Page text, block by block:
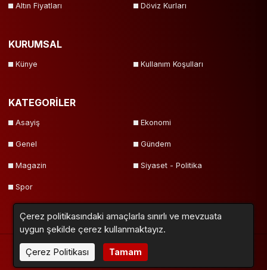
Altın Fiyatları Döviz Kurları
KURUMSAL
Künye Kullanım Koşulları
KATEGORİLER
Asayiş Ekonomi
Genel Gündem
Magazin Siyaset - Politika
Spor
Çerez politikasındaki amaçlarla sınırlı ve mevzuata
uygun şekilde çerez kullanmaktayız.
Çerez Politikası
Tamam